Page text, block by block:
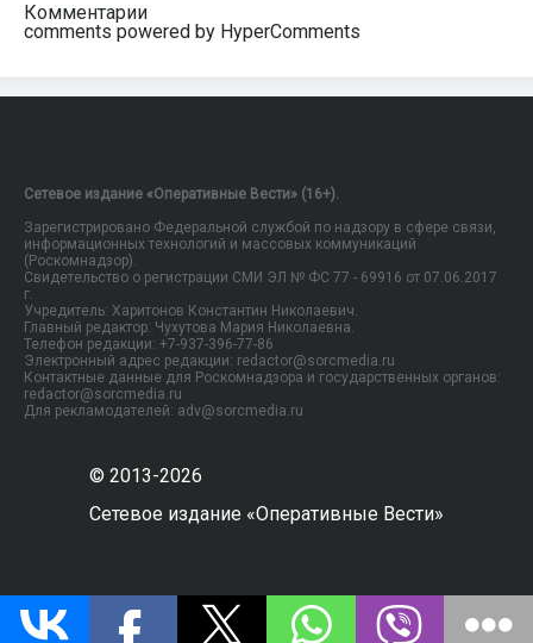
Комментарии
comments powered by HyperComments
Сетевое издание «Оперативные Вести» (16+).
Зарегистрировано Федеральной службой по надзору в сфере связи,
информационных технологий и массовых коммуникаций
(Роскомнадзор).
Свидетельство о регистрации СМИ ЭЛ № ФС 77 - 69916 от 07.06.2017
г.
Учредитель: Харитонов Константин Николаевич.
Главный редактор: Чухутова Мария Николаевна.
Телефон редакции: +7-937-396-77-86
Электронный адрес редакции: redactor@sorcmedia.ru
Контактные данные для Роскомнадзора и государственных органов:
redactor@sorcmedia.ru
Для рекламодателей: adv@sorcmedia.ru
© 2013-2026
Сетевое издание «Оперативные Вести»